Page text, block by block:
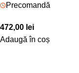
Precomandă
472,00 lei
Adaugă în coș